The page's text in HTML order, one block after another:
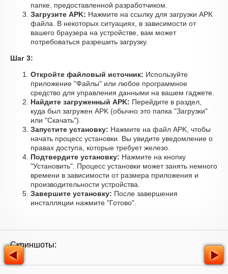
папке, предоставленной разработчиком.
Загрузите APK: Нажмите на ссылку для загрузки APK
файла. В некоторых ситуациях, в зависимости от
вашего браузера на устройстве, вам может
потребоваться разрешить загрузку.
Шаг 3:
Откройте файловый источник: Используйте
приложение "Файлы" или любое программное
средство для управления данными на вашем гаджете.
Найдите загруженный APK: Перейдите в раздел,
куда был загружен APK (обычно это папка "Загрузки"
или "Скачать").
Запустите установку: Нажмите на файл APK, чтобы
начать процесс установки. Вы увидите уведомление о
правах доступа, которые требует железо.
Подтвердите установку: Нажмите на кнопку
"Установить". Процесс установки может занять немного
времени в зависимости от размера приложения и
производительности устройства.
Завершите установку: После завершения
инсталляции нажмите "Готово".
Скриншоты: